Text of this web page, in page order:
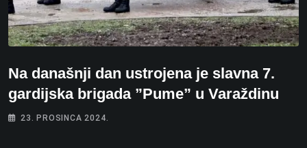
Na današnji dan ustrojena je slavna 7.
gardijska brigada ”Pume” u Varaždinu
23. PROSINCA 2024.